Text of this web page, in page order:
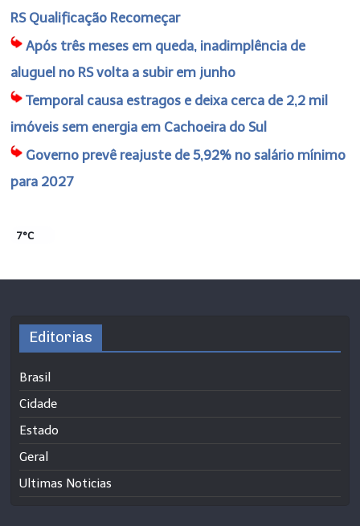
RS Qualificação Recomeçar
Após três meses em queda, inadimplência de
aluguel no RS volta a subir em junho
Temporal causa estragos e deixa cerca de 2,2 mil
imóveis sem energia em Cachoeira do Sul
Governo prevê reajuste de 5,92% no salário mínimo
para 2027
7°C
Editorias
Brasil
Cidade
Estado
Geral
Ultimas Noticias